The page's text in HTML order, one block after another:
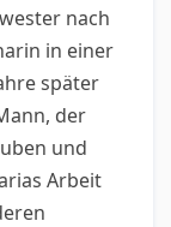
nach
in einer
später
der
und
Arbeit